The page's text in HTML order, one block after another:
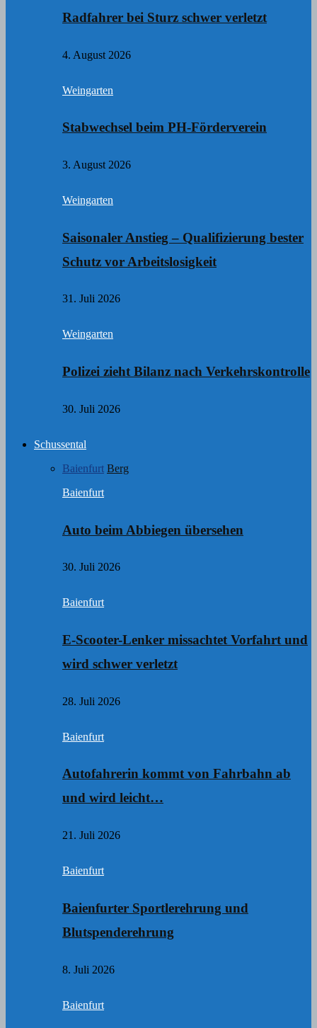
Radfahrer bei Sturz schwer verletzt
4. August 2026
Weingarten
Stabwechsel beim PH-Förderverein
3. August 2026
Weingarten
Saisonaler Anstieg – Qualifizierung bester
Schutz vor Arbeitslosigkeit
31. Juli 2026
Weingarten
Polizei zieht Bilanz nach Verkehrskontrolle
30. Juli 2026
Schussental
Baienfurt Berg
Baienfurt
Auto beim Abbiegen übersehen
30. Juli 2026
Baienfurt
E-Scooter-Lenker missachtet Vorfahrt und
wird schwer verletzt
28. Juli 2026
Baienfurt
Autofahrerin kommt von Fahrbahn ab
und wird leicht…
21. Juli 2026
Baienfurt
Baienfurter Sportlerehrung und
Blutspenderehrung
8. Juli 2026
Baienfurt